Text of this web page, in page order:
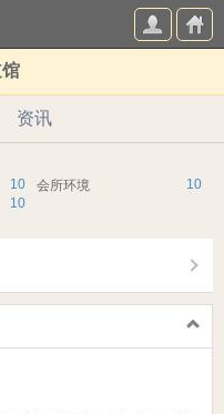
资讯
10 10
会所环境
10